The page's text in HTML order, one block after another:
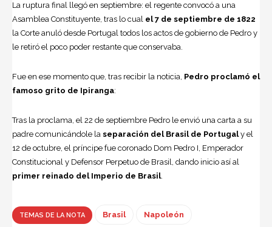
La ruptura final llegó en septiembre: el regente convocó a una
Asamblea Constituyente, tras lo cual el 7 de septiembre de 1822
la Corte anuló desde Portugal todos los actos de gobierno de Pedro y
le retiró el poco poder restante que conservaba.
Fue en ese momento que, tras recibir la noticia, Pedro proclamó el
famoso grito de Ipiranga:
Tras la proclama, el 22 de septiembre Pedro le envió una carta a su
padre comunicándole la separación del Brasil de Portugaly el
12 de octubre, el príncipe fue coronado Dom Pedro I, Emperador
Constitucional y Defensor Perpetuo de Brasil, dando inicio así al
primer reinado del Imperio de Brasil.
TEMAS DE LA NOTA Brasil Napoleón